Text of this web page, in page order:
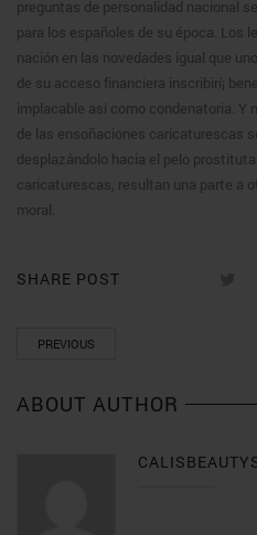
preguntas de personalidad nacional
para los españoles de su época. Los
nación en las novedades igual que
de su acceso financiera inscribirí¡
implacable así­ como condenatoria. Y
de las ensoñaciones caricaturescas
desplazándolo hacia el pelo
caricaturescas, resultan una parte a
moral.
SHARE POST
PREVIOUS
ABOUT AUTHOR